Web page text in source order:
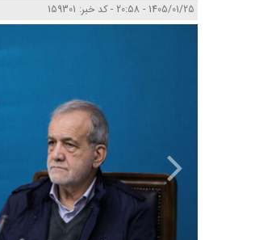
1405/01/25 - 20:58 - کد خبر: 159301